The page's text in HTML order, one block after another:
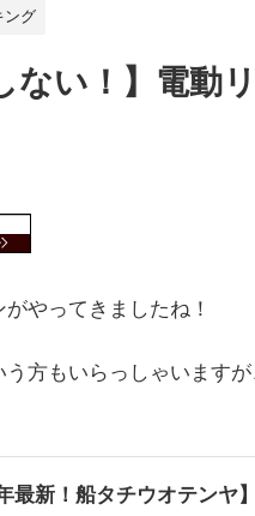
ング
ない！】電動
やってきましたね！
方もいらっしゃいますが
最新！船タチウオテンヤ